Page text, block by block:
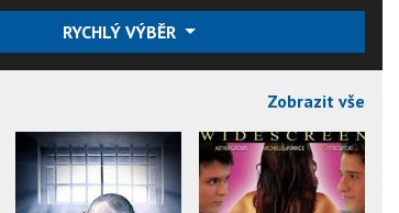
RYCHLÝ VÝBĚR
Zobrazit vše